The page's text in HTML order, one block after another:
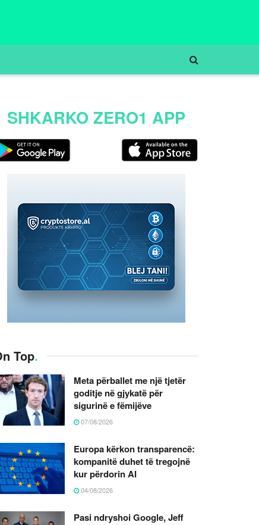
SHKARKO ZERO1 APP
Top.
Meta përballet me një tjetër
goditje në gjykatë për
sigurinë e fëmijëve
07/08/2026
Europa kërkon transparencë:
kompanitë duhet të tregojnë
kur përdorin AI
04/08/2026
Pasi ndryshoi Google, Jeff